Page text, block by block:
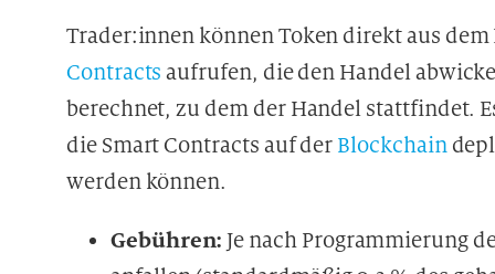
Trader:innen können Token direkt aus
Contracts aufrufen, die den Handel
berechnet, zu dem der Handel stattfindet.
die Smart Contracts auf der Blockchain
werden können.
Gebühren: Je nach Programmierung